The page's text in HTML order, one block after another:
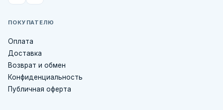
ПОКУПАТЕЛЮ
Оплата
Доставка
Возврат и обмен
Конфиденциальность
Публичная оферта